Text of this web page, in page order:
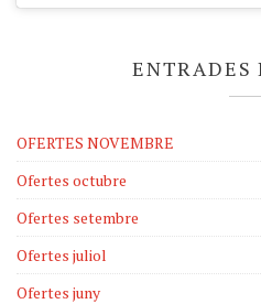
ENTRADES
OFERTES NOVEMBRE
Ofertes octubre
Ofertes setembre
Ofertes juliol
Ofertes juny